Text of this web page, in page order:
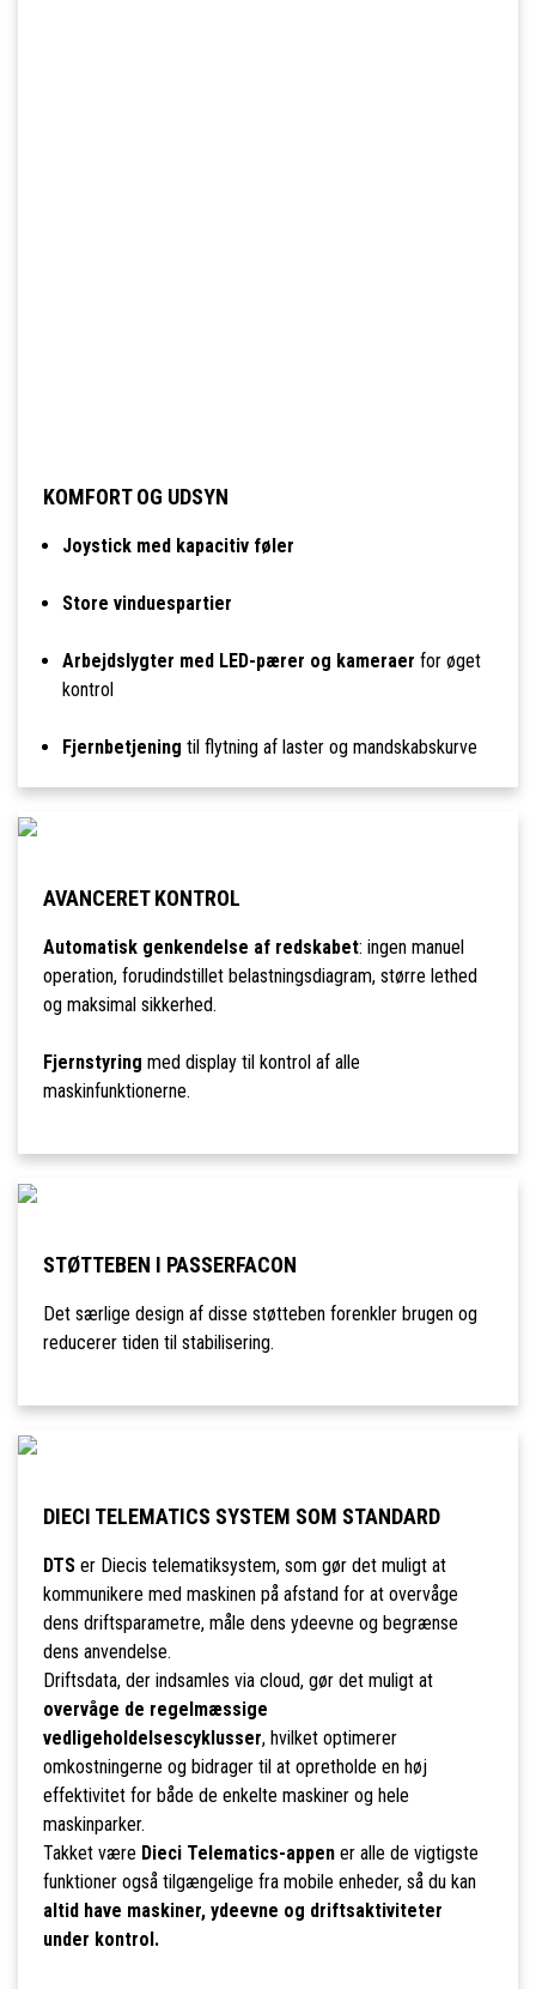
KOMFORT OG UDSYN
Joystick med kapacitiv føler
Store vinduespartier
Arbejdslygter med LED-pærer og kameraer for øget
kontrol
Fjernbetjening til flytning af laster og mandskabskurve
AVANCERET KONTROL
Automatisk genkendelse af redskabet: ingen manuel
operation, forudindstillet belastningsdiagram, større lethed
og maksimal sikkerhed.
Fjernstyring med display til kontrol af alle
maskinfunktionerne.
STØTTEBEN I PASSERFACON
Det særlige design af disse støtteben forenkler brugen og
reducerer tiden til stabilisering.
DIECI TELEMATICS SYSTEM SOM STANDARD
DTSer Diecis telematiksystem, som gør det muligt at
kommunikere med maskinen på afstand for at overvåge
dens driftsparametre, måle dens ydeevne og begrænse
dens anvendelse.
Driftsdata, der indsamles via cloud, gør det muligt at
overvåge de regelmæssige
vedligeholdelsescyklusser, hvilket optimerer
omkostningerne og bidrager til at opretholde en høj
effektivitet for både de enkelte maskiner og hele
maskinparker.
Takket være Dieci Telematics-appener alle de vigtigste
funktioner også tilgængelige fra mobile enheder, så du kan
altid have maskiner, ydeevne og driftsaktiviteter
under kontrol.